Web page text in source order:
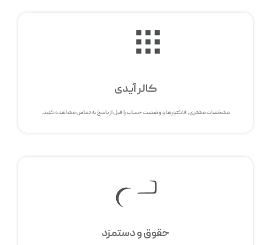
کالر آیدی
مشخصات مشتری، فاکتورها و وضعیت حساب را قبل از پاسخ به تماس مشاهده کنید.
حقوق و دستمزد